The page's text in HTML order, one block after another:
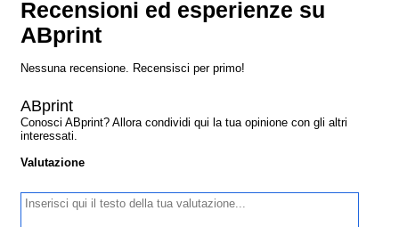
Recensioni ed esperienze su
ABprint
Nessuna recensione. Recensisci per primo!
ABprint
Conosci ABprint? Allora condividi qui la tua opinione con gli altri
interessati.
Valutazione